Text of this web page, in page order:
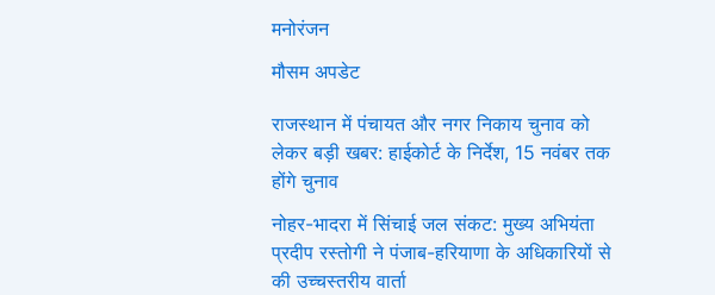
मनोरंजन
मौसम अपडेट
राजस्थान में पंचायत और नगर निकाय चुनाव को
लेकर बड़ी खबर: हाईकोर्ट के निर्देश, 15 नवंबर तक
होंगे चुनाव
नोहर-भादरा में सिंचाई जल संकट: मुख्य अभियंता
प्रदीप रस्तोगी ने पंजाब-हरियाणा के अधिकारियों से
की उच्चस्तरीय वार्ता